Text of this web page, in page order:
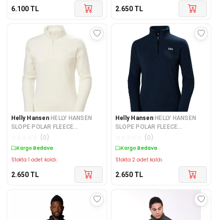
6.100 TL 2.650 TL
Helly Hansen HELLY HANSEN
SLOPE POLAR FLEECE
HH.15001Snow
(0)
Kargo Bedava
Stokta 1 adet kaldı.
2.650 TL
Helly Hansen HELLY HANSEN
SLOPE POLAR FLEECE
HH.15001Navy
(0)
Kargo Bedava
Stokta 2 adet kaldı.
2.650 TL